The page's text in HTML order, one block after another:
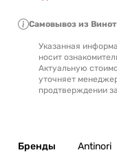
Самовывоз из
Указанная
носит
Актуальную
уточняет
продтверждении
Бренды Antinori